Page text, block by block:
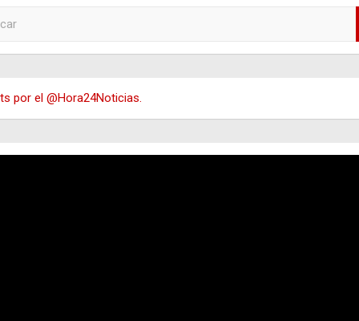
por el @Hora24Noticias.